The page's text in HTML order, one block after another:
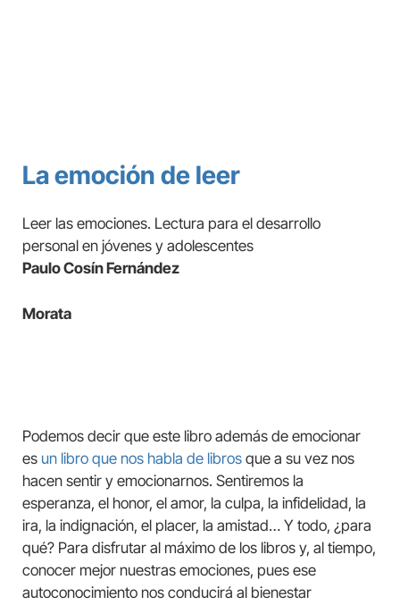
La emoción de leer
Leer las emociones. Lectura para el desarrollo
personal en jóvenes y adolescentes
Paulo Cosín Fernández
Morata
Podemos decir que este libro además de emocionar
es un libro que nos habla de libros que a su vez nos
hacen sentir y emocionarnos. Sentiremos la
esperanza, el honor, el amor, la culpa, la infidelidad, la
ira, la indignación, el placer, la amistad… Y todo, ¿para
qué? Para disfrutar al máximo de los libros y, al tiempo,
conocer mejor nuestras emociones, pues ese
autoconocimiento nos conducirá al bienestar